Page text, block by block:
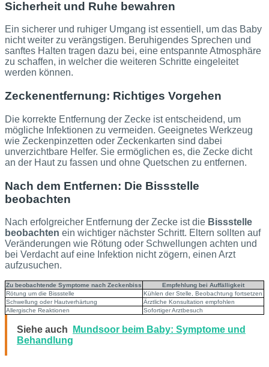
Sicherheit und Ruhe bewahren
Ein sicherer und ruhiger Umgang ist essentiell, um das Baby
nicht weiter zu verängstigen. Beruhigendes Sprechen und
sanftes Halten tragen dazu bei, eine entspannte Atmosphäre
zu schaffen, in welcher die weiteren Schritte eingeleitet
werden können.
Zeckenentfernung: Richtiges Vorgehen
Die korrekte Entfernung der Zecke ist entscheidend, um
mögliche Infektionen zu vermeiden. Geeignetes Werkzeug
wie Zeckenpinzetten oder Zeckenkarten sind dabei
unverzichtbare Helfer. Sie ermöglichen es, die Zecke dicht
an der Haut zu fassen und ohne Quetschen zu entfernen.
Nach dem Entfernen: Die Bissstelle
beobachten
Nach erfolgreicher Entfernung der Zecke ist die Bissstelle
beobachten ein wichtiger nächster Schritt. Eltern sollten auf
Veränderungen wie Rötung oder Schwellungen achten und
bei Verdacht auf eine Infektion nicht zögern, einen Arzt
aufzusuchen.
Zu beobachtende Symptome nach Zeckenbiss
Empfehlung bei Auffälligkeit
Rötung um die Bissstelle
Kühlen der Stelle, Beobachtung fortsetzen
Schwellung oder Hautverhärtung
Ärztliche Konsultation empfohlen
Allergische Reaktionen
Sofortiger Arztbesuch
Siehe auch
Mundsoor beim Baby: Symptome und
Behandlung